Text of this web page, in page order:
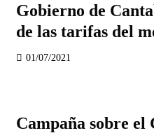
Gobierno de
de las tarifas del
01/07/2021
Campaña sobre el